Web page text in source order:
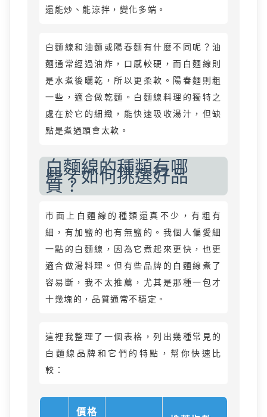
還能炒、能涼拌，變化多端。
白麵線和油麵或陽春麵有什麼不同呢？油
麵通常經過油炸，口感較硬，而白麵線則
是水煮後曬乾，所以更柔軟。陽春麵則粗
一些，適合做乾麵。白麵線料理的獨特之
處在於它的細緻，能快速吸收湯汁，但缺
點是煮過頭會太軟。
白麵線的種類有哪
些？如何挑選好品
質？
市面上白麵線的種類還真不少，有粗有
細，有加鹽的也有無鹽的。我個人偏愛細
一點的白麵線，因為它煮起來更快，也更
適合做湯料理。但有些品牌的白麵線煮了
容易斷，我不太推薦，尤其是那種一包才
十幾塊的，品質通常不穩定。
這裡我整理了一個表格，列出幾種常見的
白麵線品牌和它們的特點，幫你快速比
較：
價格